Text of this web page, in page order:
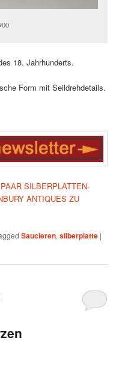
18. Jahrhunderts.
Form mit Seildrehdetails.
SILBERPLATTEN-
ANTIQUES ZU
Saucieren,silberplatte |